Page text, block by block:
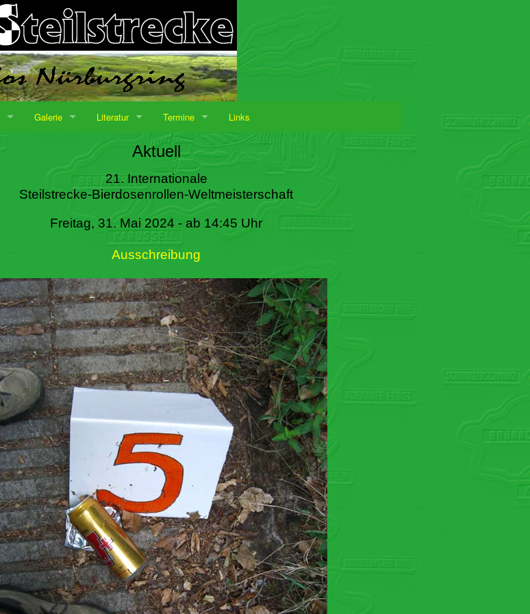
Galerie Literatur Termine Links
Aktuell
21. Internationale
Steilstrecke-Bierdosenrollen-Weltmeisterschaft
Freitag, 31. Mai 2024 - ab 14:45 Uhr
Ausschreibung